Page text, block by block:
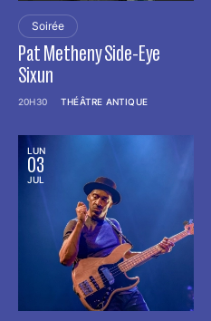
Line-up :
Joe Louis Walker (g, v)
Scott Milici (kbd, v)
Lenny Bradford (b, v)
John Medeiros Jr (dms, v)
Soirée
Pat Metheny Side-Eye
Sixun
20H30 THÉÂTRE ANTIQUE
LUN
03
JUL